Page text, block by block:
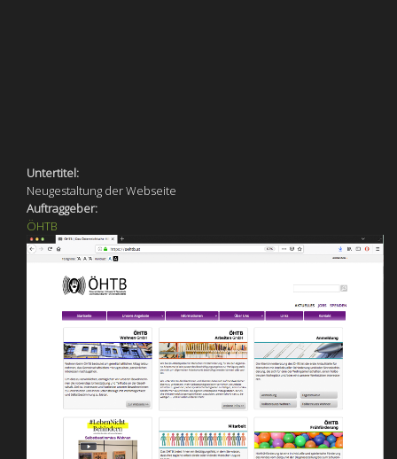
Untertitel:
Neugestaltung der Webseite
Auftraggeber:
ÖHTB